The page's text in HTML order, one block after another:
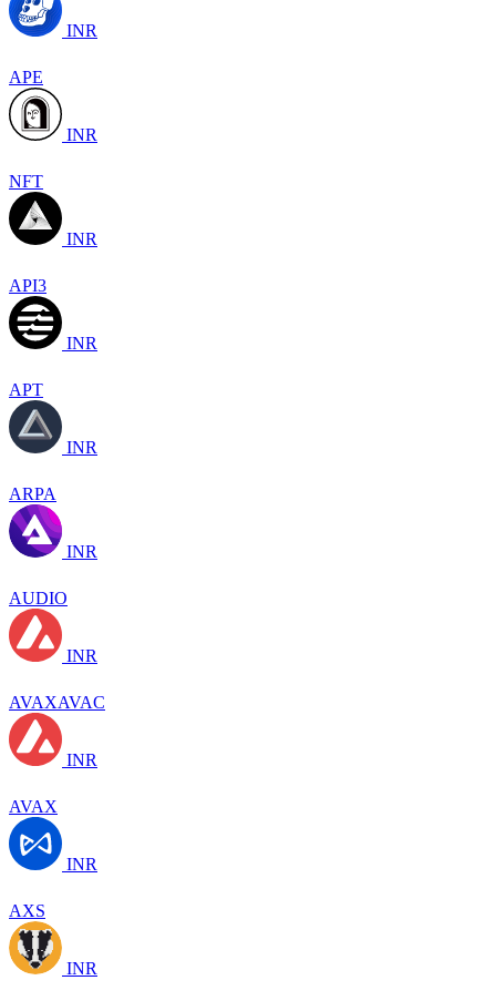
INR
APE
INR
NFT
INR
API3
INR
APT
INR
ARPA
INR
AUDIO
INR
AVAXAVAC
INR
AVAX
INR
AXS
INR